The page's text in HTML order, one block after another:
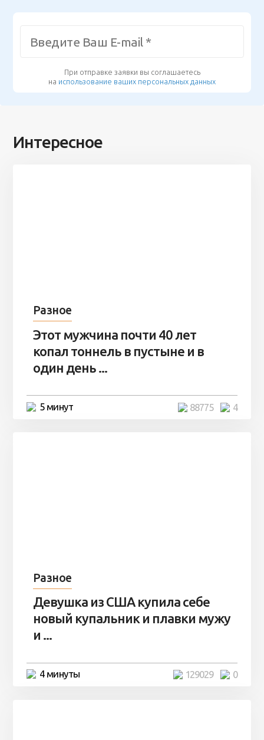
При отправке заявки вы соглашаетесь
на использование ваших персональных данных
Интересное
Разное
Этот мужчина почти 40 лет
копал тоннель в пустыне и в
один день ...
5 минут 4
88775
Разное
Девушка из США купила себе
новый купальник и плавки мужу
и ...
4 минуты 0
129029